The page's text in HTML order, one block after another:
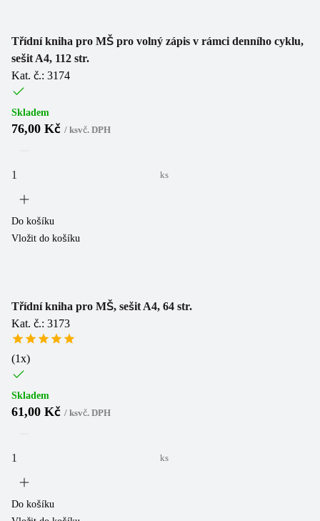
Třídní kniha pro MŠ pro volný zápis v rámci denního cyklu,
sešit A4, 112 str.
Kat. č.: 3174
Skladem
76,00 Kč / ksvč. DPH
ks
Do košíku
Vložit do košíku
Třídní kniha pro MŠ, sešit A4, 64 str.
Kat. č.: 3173
(1x)
Skladem
61,00 Kč / ksvč. DPH
ks
Do košíku